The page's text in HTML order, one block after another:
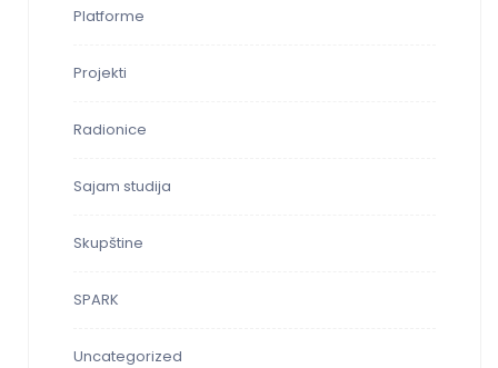
Platforme
Projekti
Radionice
Sajam studija
Skupštine
SPARK
Uncategorized